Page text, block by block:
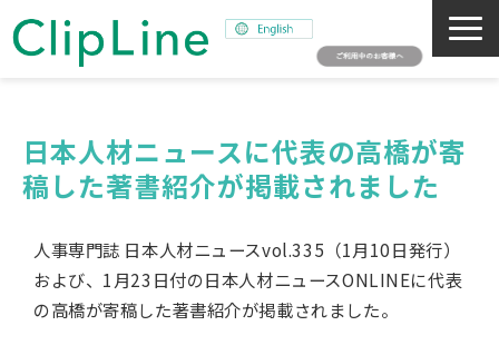
事業紹介
ミッション
サステナビリティ
採用情報
日本人材ニュースに代表の高橋が寄
稿した著書紹介が掲載されました
人事専門誌 日本人材ニュースvol.335（1月10日発行）
および、1月23日付の日本人材ニュースONLINEに代表
の高橋が寄稿した著書紹介が掲載されました。